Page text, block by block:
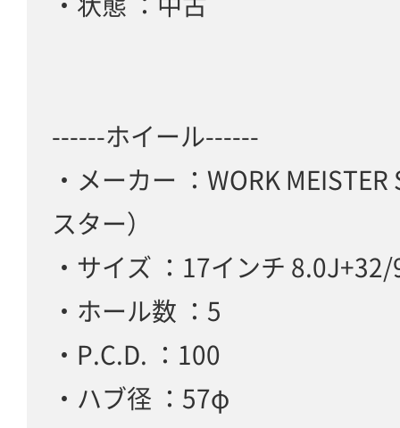
------ホイール------
・メーカー ：WORK
スター）
・サイズ ：17インチ
・ホール数 ：5
・P.C.D. ：100
・ハブ径 ：57φ